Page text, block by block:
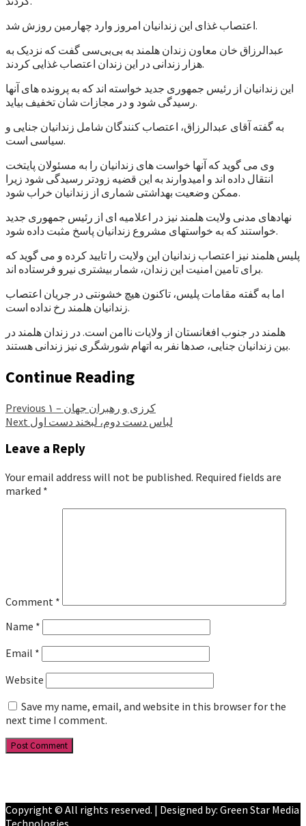
اعتصاب غذای این زندانیان امروز وارد چهارمین روزش شد.
عبدالرزاق خان معاون زندان هلمند به بی‌بی‌سی گفت که نزدیک به
هزار زندانی در این زندان اعتصاب غذایی کردند.
این زندانیان از رئیس جمهوری جدید خواسته اند که به پرونده های آنها
رسیدگی شود و در مجازات شان تخفیف بیاید.
به گفته آقای عبدالرزاق، اعتصاب کنندگان شامل زندانیان جنایی و
سیاسی است.
وی می گوید که آنها خواست های زندانیان را به مسئولان پایتخت
انتقال داده اند و امیدوارند به این قضیه زودتر رسیدگی شود زیرا
ممکن وضعیت بهداشتی شماری از زندانیان خراب شود.
نهادهای مدنی ولایت هلمند نیز در اعلامیه ای از رئیس جمهوری جدید
خواستند که به خواستهای مشروع زندانیان پاسخ مثبت داده شود.
پلیس هلمند نیز اعتصاب زندانیان این ولایت را تایید کرده و می گوید که
برای تامین امنیت این زندان، شمار بیشتری نیرو فرستاده اند.
اما به گفته مقامات پلیس، تاکنون هیچ خشونتی در جریان اعتصاب
زندانیان هلمند رخ نداده است.
هلمند در جنوب افغانستان از ولایات ناامن است. در زندان هلمند در
بین زندانیان جنایی، صدها نفر به اتهام شورشگری نیز زندانی هستند.
Continue Reading
Previous
کرزی و رهبران جهان – ۱
Next لباس دست دوم، لبخند دست اول
Leave a Reply
Your email address will not be published. Required fields are
marked *
Comment *
Name *
Email *
Website
Save my name, email, and website in this browser for the
next time I comment.
Copyright © All rights reserved. | Designed by: Green Star Media